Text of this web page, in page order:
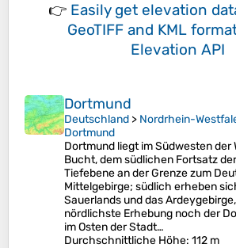
👉 Easily get elevation
GeoTIFF and KML
Elevation API
Dortmund
Deutschland > Nordrhein-
Dortmund
Dortmund liegt im Südwesten der
Bucht, dem südlichen Fortsatz
Tiefebene an der Grenze zum
Mittelgebirge; südlich erheben
Sauerlands und das
nördlichste Erhebung noch der
im Osten der Stadt…
Durchschnittliche Höhe: 112 m